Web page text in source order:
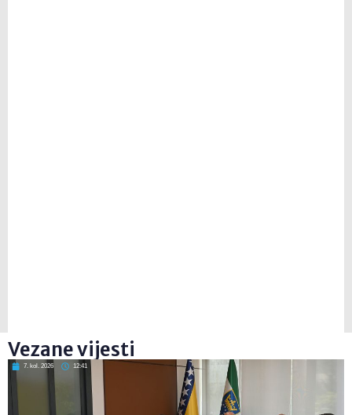
Vezane vijesti
7. kol. 2026 12:41